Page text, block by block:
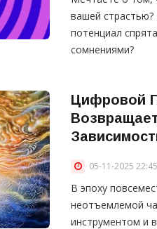
вашей
потенциал
сомнениями?
Цифровой
05-11-2025
В эпоху
неотъемлемой
инструментом и